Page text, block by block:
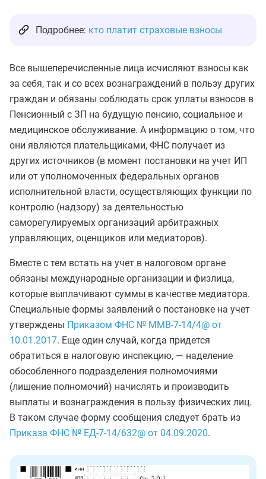
Подробнее: кто платит страховые взносы
Все вышеперечисленные лица исчисляют взносы как
за себя, так и со всех вознаграждений в пользу других
граждан и обязаны соблюдать срок уплаты взносов в
Пенсионный с ЗП на будущую пенсию, социальное и
медицинское обслуживание. А информацию о том, что
они являются плательщиками, ФНС получает из
других источников (в момент постановки на учет ИП
или от уполномоченных федеральных органов
исполнительной власти, осуществляющих функции по
контролю (надзору) за деятельностью
саморегулируемых организаций арбитражных
управляющих, оценщиков или медиаторов).
Вместе с тем встать на учет в налоговом органе
обязаны международные организации и физлица,
которые выплачивают суммы в качестве медиатора.
Специальные формы заявлений о постановке на учет
утверждены Приказом ФНС № ММВ-7-14/4@ от
10.01.2017. Еще один случай, когда придется
обратиться в налоговую инспекцию, — наделение
обособленного подразделения полномочиями
(лишение полномочий) начислять и производить
выплаты и вознаграждения в пользу физических лиц.
В таком случае форму сообщения следует брать из
Приказа ФНС № ЕД-7-14/632@ от 04.09.2020.